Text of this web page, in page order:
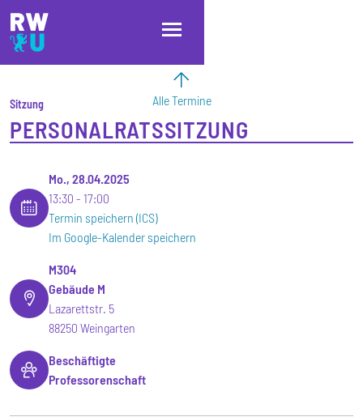
Direkt zum Inhalt
Direkt zur Hauptnavigation
Direkt zum Fußbereich
Alle Termine
Sitzung
PERSONALRATSSITZUNG
Mo., 28.04.2025
13:30
17:00
Termin speichern (ICS)
Im Google-Kalender speichern
M304
Gebäude M
Lazarettstr. 5
88250 Weingarten
Beschäftigte
Professorenschaft